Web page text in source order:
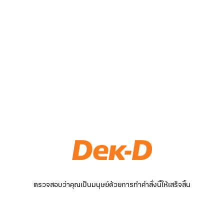
ตรวจสอบว่าคุณเป็นมนุษย์ด้วยการทำคำสั่งนี้ให้เสร็จสิ้น